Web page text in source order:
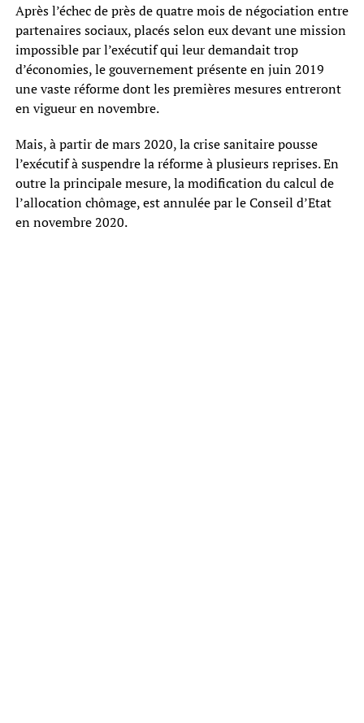
Après l’échec de près de quatre mois de négociation entre
partenaires sociaux, placés selon eux devant une mission
impossible par l’exécutif qui leur demandait trop
d’économies, le gouvernement présente en juin 2019
une vaste réforme dont les premières mesures entreront
en vigueur en novembre.
Mais, à partir de mars 2020, la crise sanitaire pousse
l’exécutif à suspendre la réforme à plusieurs reprises. En
outre la principale mesure, la modification du calcul de
l’allocation chômage, est annulée par le Conseil d’Etat
en novembre 2020.